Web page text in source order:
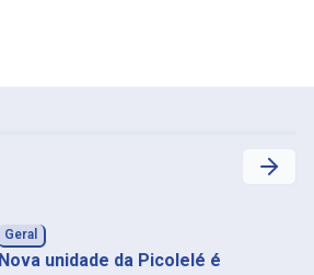
Geral
Nova unidade da Picolelé é